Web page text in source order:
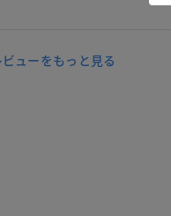
ビューをもっと見る